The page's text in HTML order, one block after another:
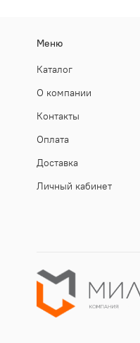
Меню
Каталог
О компании
Контакты
Оплата
Доставка
Личный кабинет